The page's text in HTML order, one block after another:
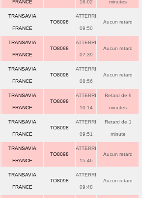
FRANCE 16:02 minutes
TRANSAVIA
FRANCE
TO8098
ATTERRI
09:50
Aucun retard
TRANSAVIA
FRANCE
TO8098
ATTERRI
07:39
Aucun retard
TRANSAVIA
FRANCE
TO8098
ATTERRI
08:56
Aucun retard
TRANSAVIA
FRANCE
TO8098
ATTERRI
10:14
Retard de 9
minutes
TRANSAVIA
FRANCE
TO8098
ATTERRI
09:51
Retard de 1
minute
TRANSAVIA
FRANCE
TO8098
ATTERRI
15:46
Aucun retard
TRANSAVIA
FRANCE
TO8098
ATTERRI
09:48
Aucun retard